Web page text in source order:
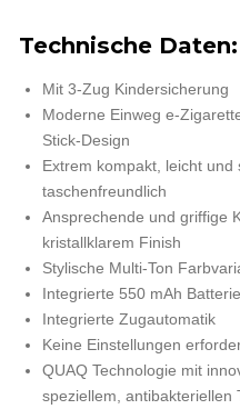
Technische Daten:
Mit 3-Zug Kindersicherung
Moderne Einweg e-
Stick-Design
Extrem kompakt, leicht
taschenfreundlich
Ansprechende und griffige
kristallklarem Finish
Stylische Multi-Ton
Integrierte 550 mAh Batterie
Integrierte Zugautomatik
Keine Einstellungen
QUAQ Technologie mit
speziellem, antibakteriellen